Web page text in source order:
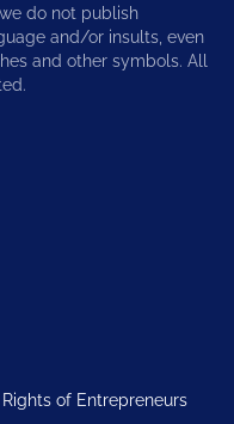
do not publish
and/or insults, even
and other symbols. All
of Entrepreneurs